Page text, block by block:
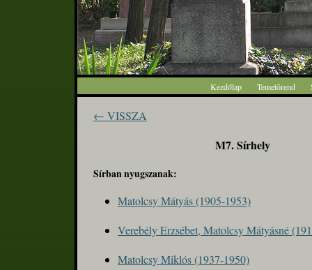
Kezdőlap Temetõrend
← VISSZA
M7. Sírhely
Sírban nyugszanak:
Matolcsy Mátyás (1905-1953)
Verebély Erzsébet, Matolcsy Mátyásné
Matolcsy Miklós (1937-1950)